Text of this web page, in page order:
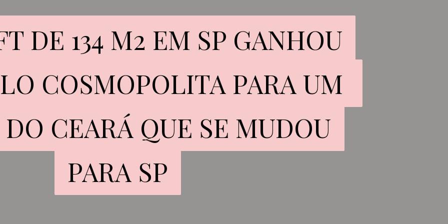
DE 134 M2 EM SP GANHOU
COSMOPOLITA PARA UM
CEARÁ QUE SE MUDOU
PARA SP
DE 134 M2 EM SP GANHOU
COSMOPOLITA PARA UM
CEARÁ QUE SE MUDOU
PARA SP